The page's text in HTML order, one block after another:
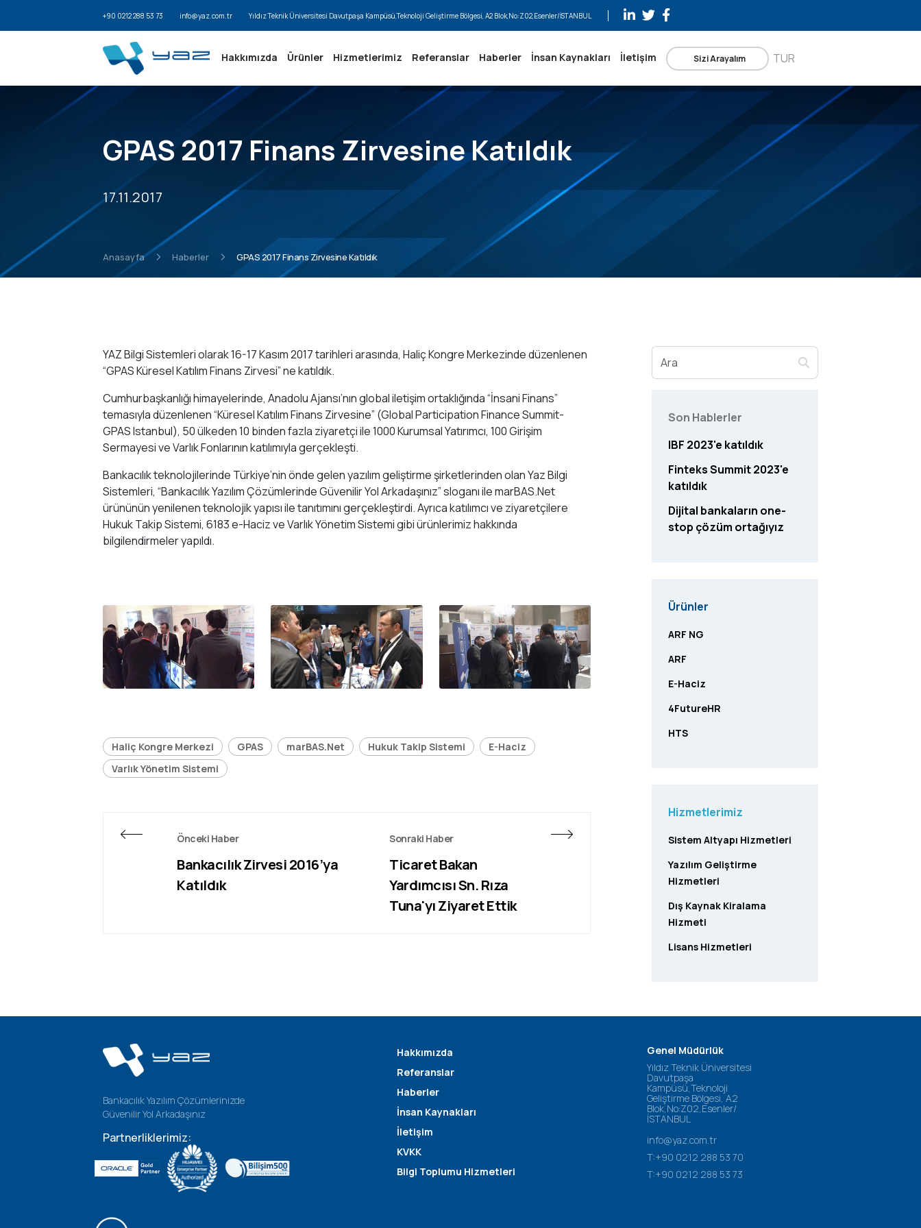
+90 0212 288 53 73 info@yaz.com.tr Yıldız Teknik Üniversitesi Davutpaşa Kampüsü,Teknoloji Geliştirme Bölgesi, A2 Blok,No:Z02,Esenler/İSTANBUL
Hakkımızda Ürünler Hizmetlerimiz Referanslar Haberler İnsan Kaynakları İletişim Sizi Arayalım TUR
GPAS 2017 Finans Zirvesine Katıldık
17.11.2017
Anasayfa Haberler GPAS 2017 Finans Zirvesine Katıldık
YAZ Bilgi Sistemleri olarak 16-17 Kasım 2017 tarihleri arasında, Haliç Kongre Merkezinde düzenlenen
“GPAS Küresel Katılım Finans Zirvesi” ne katıldık.
Cumhurbaşkanlığı himayelerinde, Anadolu Ajansı’nın global iletişim ortaklığında “İnsani Finans”
temasıyla düzenlenen “Küresel Katılım Finans Zirvesine” (Global Participation Finance Summit-
GPAS Istanbul), 50 ülkeden 10 binden fazla ziyaretçi ile 1000 Kurumsal Yatırımcı, 100 Girişim
Sermayesi ve Varlık Fonlarının katılımıyla gerçekleşti.
Bankacılık teknolojilerinde Türkiye’nin önde gelen yazılım geliştirme şirketlerinden olan Yaz Bilgi
Sistemleri, “Bankacılık Yazılım Çözümlerinde Güvenilir Yol Arkadaşınız” sloganı ile marBAS.Net
ürününün yenilenen teknolojik yapısı ile tanıtımını gerçekleştirdi. Ayrıca katılımcı ve ziyaretçilere
Hukuk Takip Sistemi, 6183 e-Haciz ve Varlık Yönetim Sistemi gibi ürünlerimiz hakkında
bilgilendirmeler yapıldı.
Haliç Kongre Merkezi GPAS marBAS.Net Hukuk Takip Sistemi
E-Haciz
Varlık Yönetim Sistemi
Önceki Haber
Bankacılık Zirvesi 2016’ya
Katıldık
Sonraki Haber
Ticaret Bakan
Yardımcısı Sn. Rıza
Tuna'yı Ziyaret Ettik
Son Hablerler
IBF 2023'e katıldık
Finteks Summit 2023'e
katıldık
Dijital bankaların one-
stop çözüm ortağıyız
Ürünler
ARF NG
ARF
E-Haciz
4FutureHR
HTS
Hizmetlerimiz
Sistem Altyapı Hizmetleri
Yazılım Geliştirme
Hizmetleri
Dış Kaynak Kiralama
Hizmeti
Lisans Hizmetleri
Bankacılık Yazılım Çözümlerinizde
Güvenilir Yol Arkadaşınız
Partnerliklerimiz:
Hakkımızda
Referanslar
Haberler
İnsan Kaynakları
İletişim
KVKK
Bilgi Toplumu Hizmetleri
Genel Müdürlük
Yıldız Teknik Üniversitesi
Davutpaşa
Kampüsü,Teknoloji
Geliştirme Bölgesi, A2
Blok,No:Z02,Esenler/
İSTANBUL
info@yaz.com.tr
T:+90 0212 288 53 70
T:+90 0212 288 53 73